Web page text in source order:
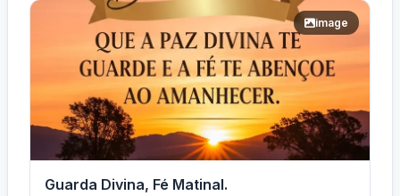
image
Guarda Divina, Fé Matinal.